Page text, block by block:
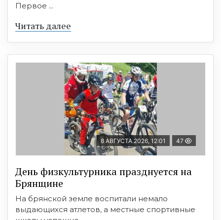
Первое ...
Читать далее
8 АВГУСТА 2026, 12:01 47
День физкультурника празднуется на
Брянщине
На брянской земле воспитали немало
выдающихся атлетов, а местные спортивные